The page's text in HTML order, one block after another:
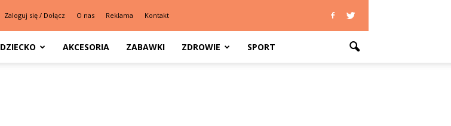
Zaloguj się / Dołącz O nas Reklama Kontakt
DZIECKO AKCESORIA ZABAWKI ZDROWIE SPORT